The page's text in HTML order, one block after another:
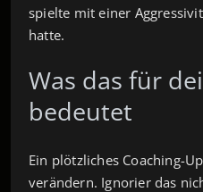
spielte mit einer
hatte.
Was das für
bedeutet
Ein plötzliches Coaching-
verändern. Ignorier das